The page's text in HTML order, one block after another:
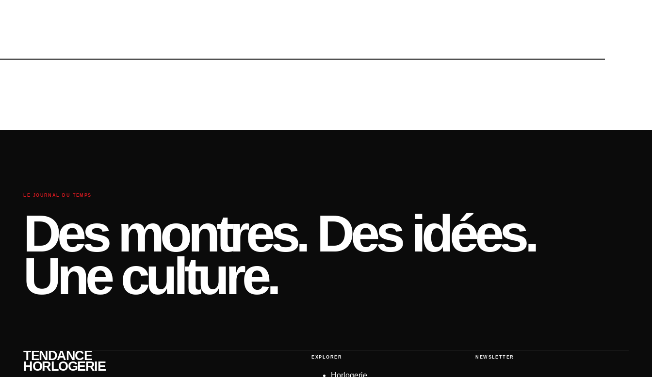
LE JOURNAL DU TEMPS
Des montres. Des idées.
Une culture.
TENDANCE
HORLOGERIE
EXPLORER
Horlogerie
NEWSLETTER